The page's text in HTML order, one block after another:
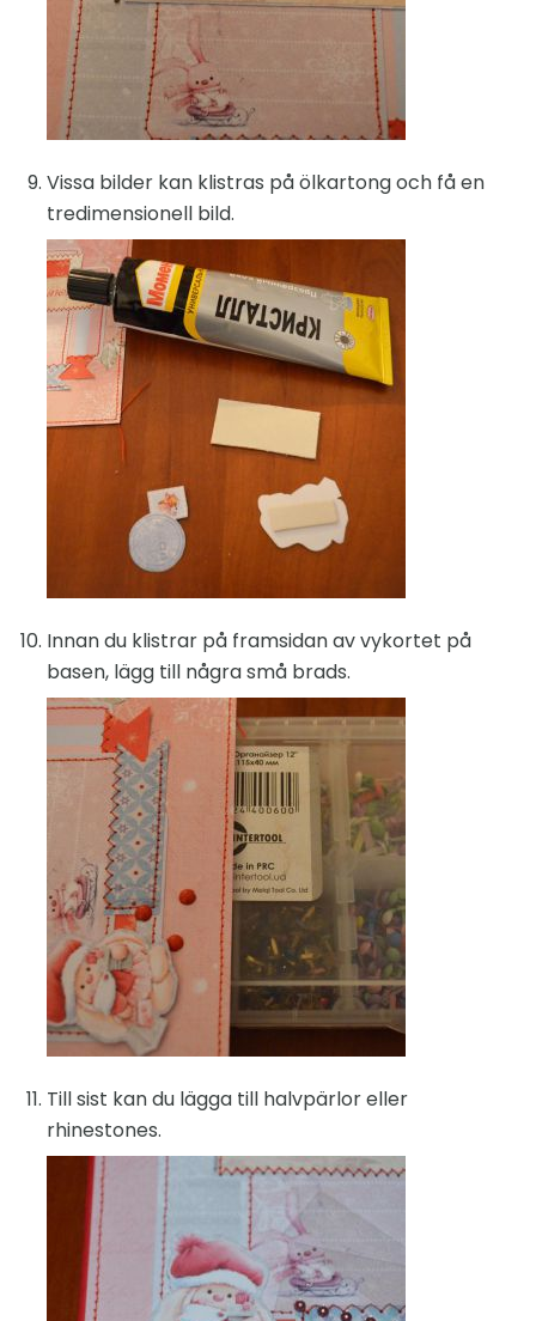
Vissa bilder kan klistras på ölkartong och få en
tredimensionell bild.
Innan du klistrar på framsidan av vykortet på
basen, lägg till några små brads.
Till sist kan du lägga till halvpärlor eller
rhinestones.